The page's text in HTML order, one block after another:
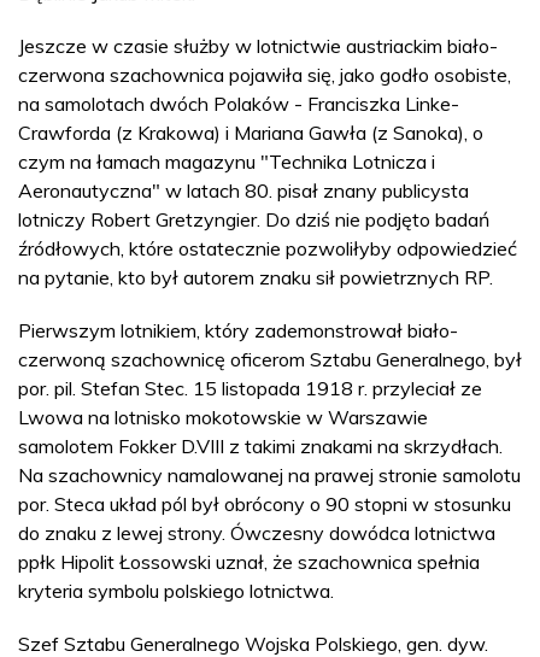
Jeszcze w czasie służby w lotnictwie austriackim biało-
czerwona szachownica pojawiła się, jako godło osobiste,
na samolotach dwóch Polaków - Franciszka Linke-
Crawforda (z Krakowa) i Mariana Gawła (z Sanoka), o
czym na łamach magazynu "Technika Lotnicza i
Aeronautyczna" w latach 80. pisał znany publicysta
lotniczy Robert Gretzyngier. Do dziś nie podjęto badań
źródłowych, które ostatecznie pozwoliłyby odpowiedzieć
na pytanie, kto był autorem znaku sił powietrznych RP.
Pierwszym lotnikiem, który zademonstrował biało-
czerwoną szachownicę oficerom Sztabu Generalnego, był
por. pil. Stefan Stec. 15 listopada 1918 r. przyleciał ze
Lwowa na lotnisko mokotowskie w Warszawie
samolotem Fokker D.VIII z takimi znakami na skrzydłach.
Na szachownicy namalowanej na prawej stronie samolotu
por. Steca układ pól był obrócony o 90 stopni w stosunku
do znaku z lewej strony. Ówczesny dowódca lotnictwa
ppłk Hipolit Łossowski uznał, że szachownica spełnia
kryteria symbolu polskiego lotnictwa.
Szef Sztabu Generalnego Wojska Polskiego, gen. dyw.